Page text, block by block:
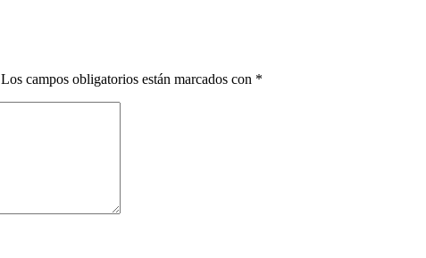
Los campos obligatorios están marcados con *